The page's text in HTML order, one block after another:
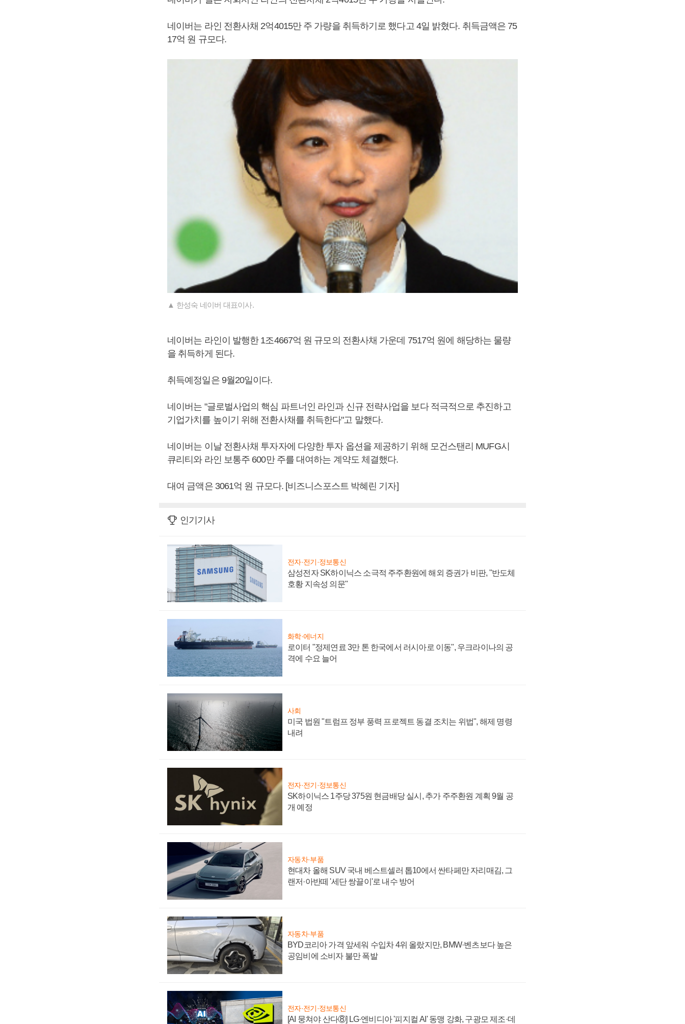
네이버는 라인 전환사채 2억4015만 주 가량을 취득하기로 했다고 4일 밝혔다. 취득금액은 75
17억 원 규모다.
▲ 한성숙 네이버 대표이사.
네이버는 라인이 발행한 1조4667억 원 규모의 전환사채 가운데 7517억 원에 해당하는 물량
을 취득하게 된다.
취득예정일은 9월20일이다.
네이버는 "글로벌사업의 핵심 파트너인 라인과 신규 전략사업을 보다 적극적으로 추진하고
기업가치를 높이기 위해 전환사채를 취득한다"고 말했다.
네이버는 이날 전환사채 투자자에 다양한 투자 옵션을 제공하기 위해 모건스탠리 MUFG시
큐리티와 라인 보통주 600만 주를 대여하는 계약도 체결했다.
대여 금액은 3061억 원 규모다. [비즈니스포스트 박혜린 기자]
인기기사
전자·전기·정보통신
삼성전자 SK하이닉스 소극적 주주환원에 해외 증권가 비판, "반도체
호황 지속성 의문"
화학·에너지
로이터 "정제연료 3만 톤 한국에서 러시아로 이동", 우크라이나의 공
격에 수요 늘어
사회
미국 법원 "트럼프 정부 풍력 프로젝트 동결 조치는 위법", 해제 명령
내려
전자·전기·정보통신
SK하이닉스 1주당 375원 현금배당 실시, 추가 주주환원 계획 9월 공
개 예정
자동차·부품
현대차 올해 SUV 국내 베스트셀러 톱10에서 싼타페만 자리매김, 그
랜저·아반떼 '세단 쌍끌이'로 내수 방어
자동차·부품
BYD코리아 가격 앞세워 수입차 4위 올랐지만, BMW·벤츠보다 높은
공임비에 소비자 불만 폭발
전자·전기·정보통신
[AI 뭉쳐야 산다⑧] LG·엔비디아 '피지컬 AI' 동맹 강화, 구광모 제조·데